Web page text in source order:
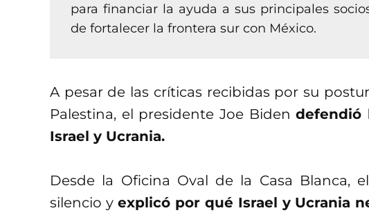
para financiar la ayuda a sus principales
de fortalecer la frontera sur con México.
A pesar de las críticas recibidas por su
Palestina, el presidente Joe Bidendefendió
Israel y Ucrania.
Desde la Oficina Oval de la Casa Blanca,
silencio y explicó por qué Israel y Ucrania